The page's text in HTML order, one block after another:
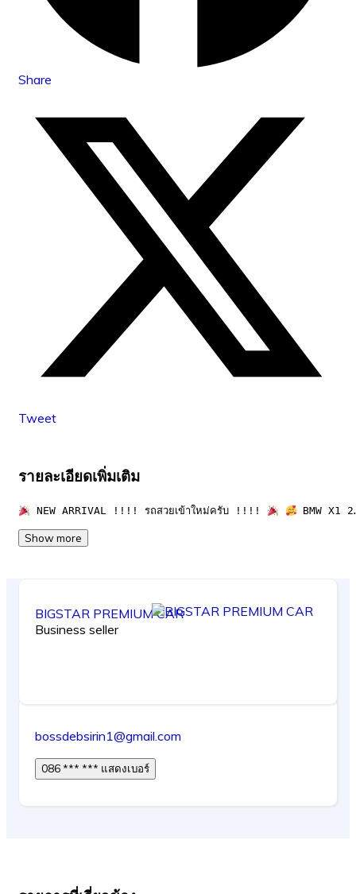
Share
Tweet
รายละเอียดเพิ่มเติม
NEW ARRIVAL !!!! รถสวยเข้าใหม่ครับ !!!! BMW X1
Show more
BIGSTAR PREMIUM CAR
Business seller
bossdebsirin1@gmail.com
086 *** *** แสดงเบอร์